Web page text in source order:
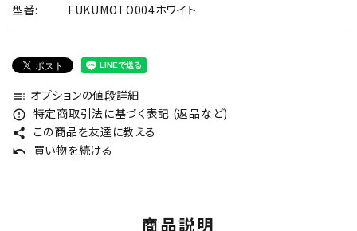
型番: FUKUMOTO004ホワイト
toc オプションの値段詳細
error_outline 特定商取引法に基づく表記 (返品など)
share この商品を友達に教える
undo 買い物を続ける
商品説明